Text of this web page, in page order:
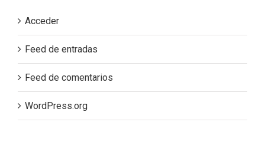
Acceder
Feed de entradas
Feed de comentarios
WordPress.org